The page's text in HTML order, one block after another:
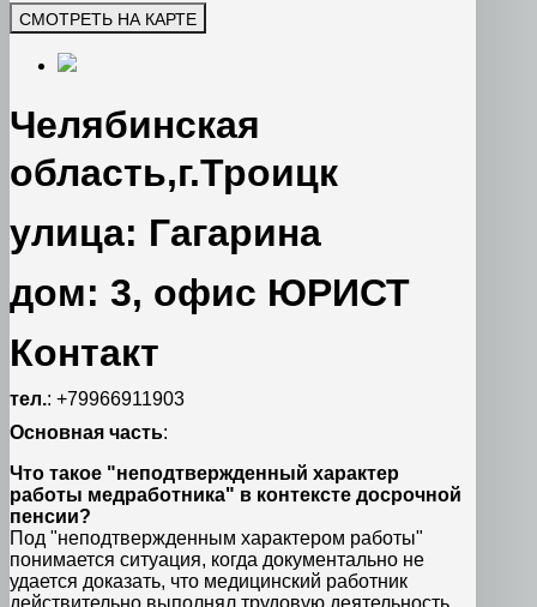
Челябинская
область,г.Троицк
улица: Гагарина
дом: 3, офис ЮРИСТ
Контакт
тел.: +79966911903
Основная часть:
Что такое "неподтвержденный характер
работы медработника" в контексте досрочной
пенсии?
Под "неподтвержденным характером работы"
понимается ситуация, когда документально не
удается доказать, что медицинский работник
действительно выполнял трудовую деятельность,